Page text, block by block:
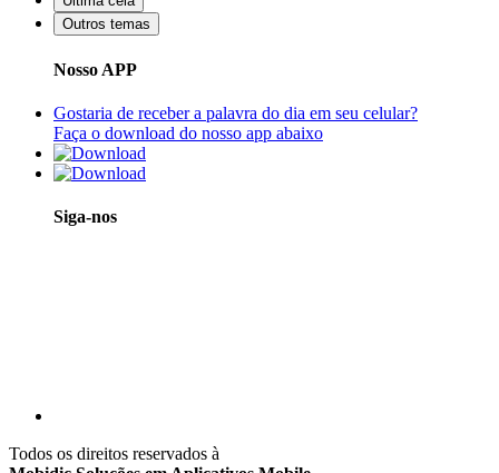
Outros temas
Nosso APP
Gostaria de receber a palavra do dia em seu celular?
Faça o download do nosso app abaixo
Siga-nos
Todos os direitos reservados à